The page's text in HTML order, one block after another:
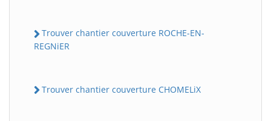
Trouver chantier couverture ROCHE-EN-
REGNiER
Trouver chantier couverture CHOMELiX